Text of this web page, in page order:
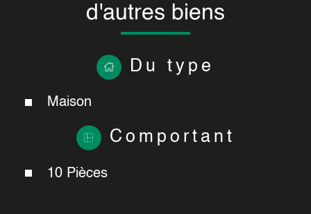
d'autres biens
Du type
Maison
Comportant
10 Pièces